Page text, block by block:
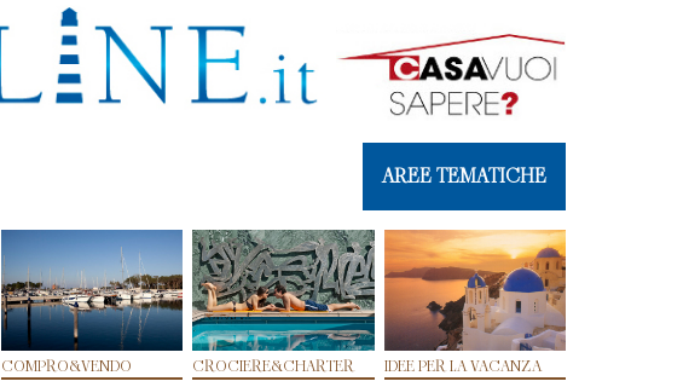
AREE TEMATICHE
COMPRO&VENDO CROCIERE&CHARTER IDEE PER LA VACANZA